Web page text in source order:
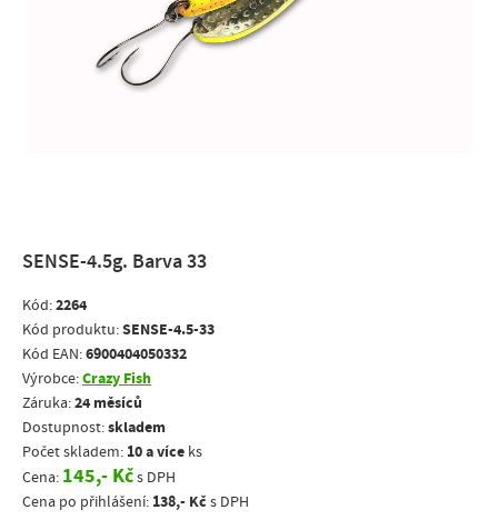
SENSE-4.5g. Barva 33
Kód:2264
Kód produktu:SENSE-4.5-33
Kód EAN:6900404050332
Výrobce:Crazy Fish
Záruka:24 měsíců
Dostupnost:skladem
Počet skladem: 10 a více ks
Cena: 145,- Kčs DPH
Cena po přihlášení: 138,- Kč s DPH